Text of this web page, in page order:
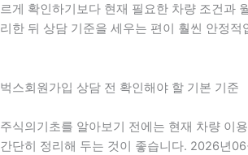
르게 확인하기보다 현재 필요한 차량 조건과
리한 뒤 상담 기준을 세우는 편이 훨씬 안정적
벅스회원가입 상담 전 확인해야 할 기본 기준
주식의기초를 알아보기 전에는 현재 차량 이
간단히 정리해 두는 것이 좋습니다. 2026년